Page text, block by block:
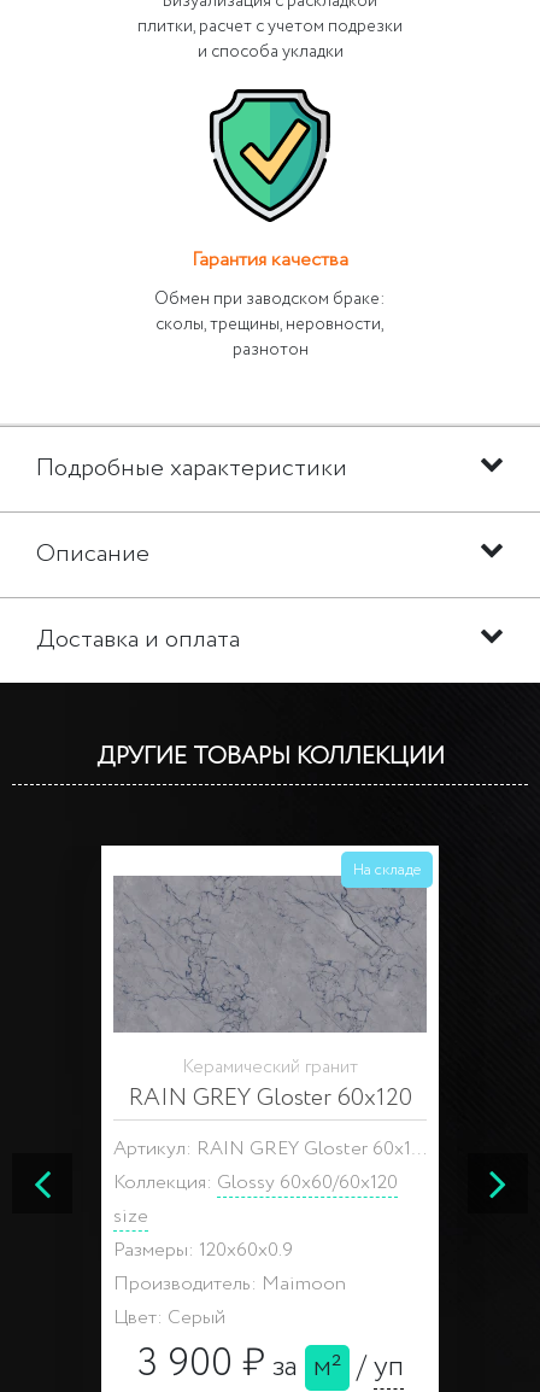
плитки, расчет с учетом подрезки
и способа укладки
Гарантия качества
Обмен при заводском браке:
сколы, трещины, неровности,
разнотон
Подробные характеристики
Описание
Доставка и оплата
ДРУГИЕ ТОВАРЫ КОЛЛЕКЦИИ
На складе
Керамический гранит
RAIN GREY Gloster 60x120
Артикул: RAIN GREY Gloster 60x120
Коллекция: Glossy 60x60/60x120
size
Размеры: 120x60x0.9
Производитель: Maimoon
Цвет: Серый
3 900 ₽за м² /уп